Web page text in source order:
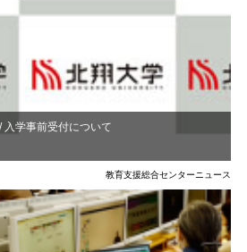
入学事前受付について
教育支援総合センターニュース